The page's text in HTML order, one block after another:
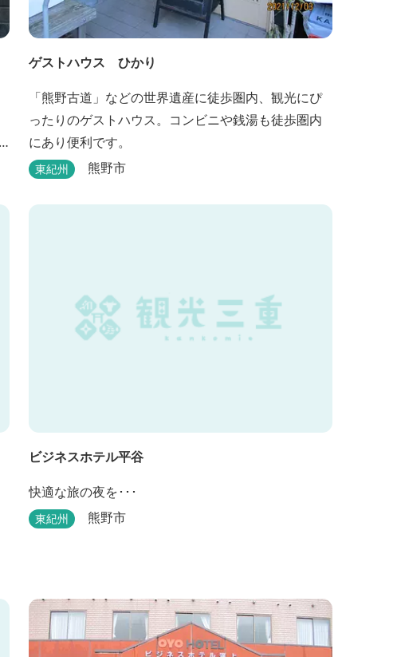
ゲストハウス ひかり
「熊野古道」などの世界遺産に徒歩圏内、観光にぴ
ったりのゲストハウス。コンビニや銭湯も徒歩圏内
にあり便利です。
東紀州 熊野市
ビジネスホテル平谷
快適な旅の夜を･･･
東紀州 熊野市